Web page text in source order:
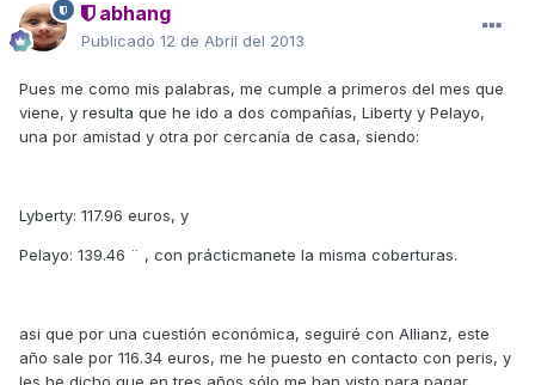
abhang
Publicado 12 de Abril del 2013
Pues me como mis palabras, me cumple a primeros del mes que
viene, y resulta que he ido a dos compañías, Liberty y Pelayo,
una por amistad y otra por cercanía de casa, siendo:
Lyberty: 117.96 euros, y
Pelayo: 139.46 ¨ , con prácticmanete la misma coberturas.
asi que por una cuestión económica, seguiré con Allianz, este
año sale por 116.34 euros, me he puesto en contacto con peris, y